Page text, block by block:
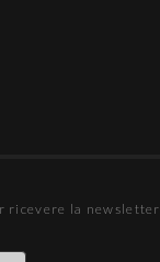
ricevere la newsletter